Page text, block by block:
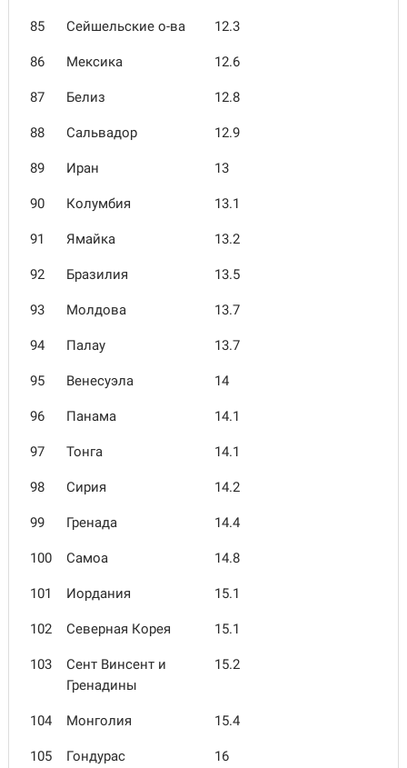
85 Сейшельские о-ва 12.3
86 Мексика 12.6
87 Белиз 12.8
88 Сальвадор 12.9
89 Иран 13
90 Колумбия 13.1
91 Ямайка 13.2
92 Бразилия 13.5
93 Молдова 13.7
94 Палау 13.7
95 Венесуэла 14
96 Панама 14.1
97 Тонга 14.1
98 Сирия 14.2
99 Гренада 14.4
100 Самоа 14.8
101 Иордания 15.1
102 Северная Корея 15.1
103
Сент Винсент и
Гренадины
15.2
104 Монголия 15.4
105 Гондурас 16